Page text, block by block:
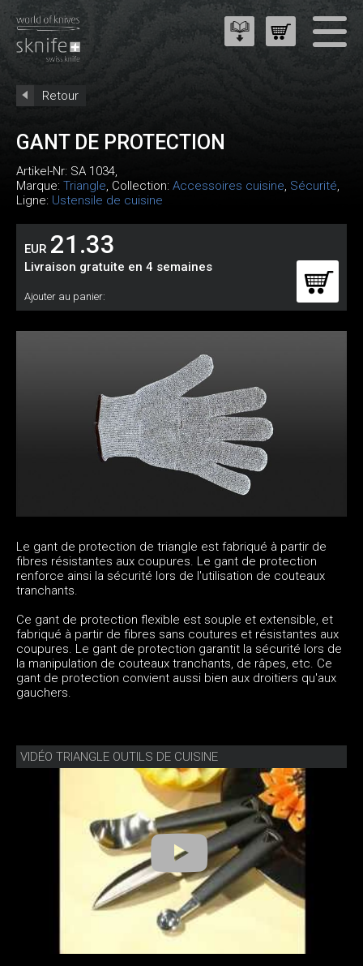
Retour
GANT DE PROTECTION
Artikel-Nr: SA 1034,
Marque: Triangle, Collection: Accessoires cuisine, Sécurité,
Ligne: Ustensile de cuisine
EUR 21.33
Livraison gratuite en 4 semaines
Ajouter au panier:
Le gant de protection de triangle est fabriqué à partir de
fibres résistantes aux coupures. Le gant de protection
renforce ainsi la sécurité lors de l'utilisation de couteaux
tranchants.
Ce gant de protection flexible est souple et extensible, et
fabriqué à partir de fibres sans coutures et résistantes aux
coupures. Le gant de protection garantit la sécurité lors de
la manipulation de couteaux tranchants, de râpes, etc. Ce
gant de protection convient aussi bien aux droitiers qu'aux
gauchers.
VIDÉO TRIANGLE OUTILS DE CUISINE